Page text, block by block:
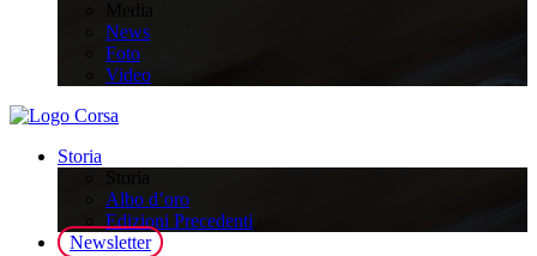
News
Foto
Video
Storia
Albo d’oro
Edizioni Precedenti
Newsletter